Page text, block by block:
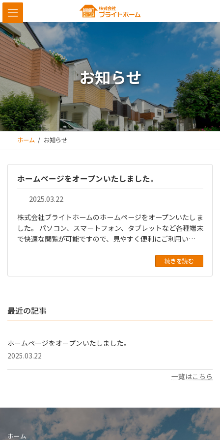
コ
テ
ン
ツ
へ
ス
キ
ッ
プ
ナ
ゲ
ー
シ
ョ
ン
に
移
動
お知らせ
ホーム お知らせ
ホームページをオープンいたしました。
2025.03.22
株式会社ブライトホームのホームページをオープンいたしま
した。 パソコン、スマートフォン、タブレットなど各種端末
で快適な閲覧が可能ですので、見やすく便利にご利用い…
続きを読む
最近の記事
ホームページをオープンいたしました。
2025.03.22
一覧はこちら
ホーム